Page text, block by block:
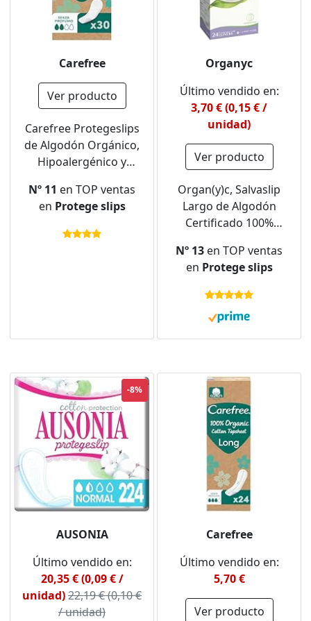
Carefree
Ver producto
Carefree Protegeslips
de Algodón Orgánico,
Hipoalergénico y
30uds
Nº 11 en TOP ventas
en Protege slips
Organyc
Último vendido en:
3,70 € (0,15 € /
unidad)
Ver producto
Organ(y)c, Salvaslip
Largo de Algodón
Certificado 100%
24 unidades
Nº 13 en TOP ventas
en Protege slips
-8%
AUSONIA
Último vendido en:
20,35 € (0,09 € /
unidad)22,19 € (0,10 €
/ unidad)
Carefree
Último vendido en:
5,70 €
Ver producto